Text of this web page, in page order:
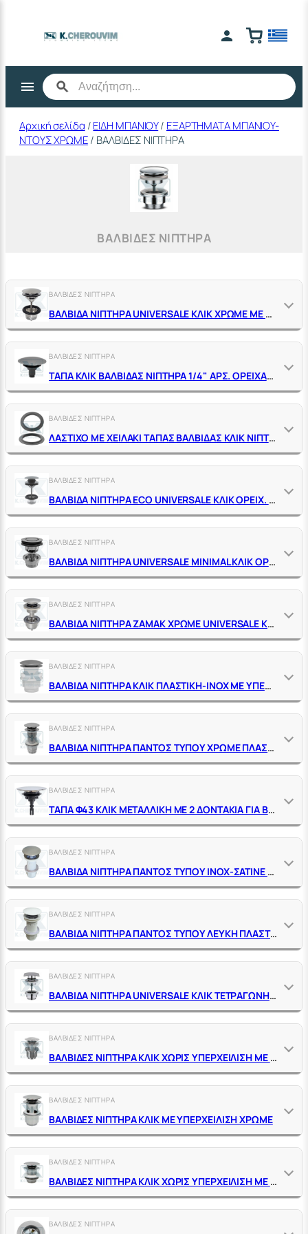
περιεχόμενο
Αρχική σελίδα /ΕΙΔΗ ΜΠΑΝΙΟΥ/ ΕΞΑΡΤΗΜΑΤΑ ΜΠΑΝΙΟΥ-
ΝΤΟΥΣ ΧΡΩΜΕ/ ΒΑΛΒΙΔΕΣ ΝΙΠΤΗΡΑ
ΒΑΛΒΙΔΕΣ ΝΙΠΤΗΡΑ
ΒΑΛΒΙΔΕΣ ΝΙΠΤΗΡΑ
ΒΑΛΒΙΔΑ ΝΙΠΤΗΡΑ UNIVERSALE ΚΛΙΚ ΧΡΩΜΕ ΜΕ ΒΙΔΑ Μ6 Χ 80 ΜΜ
ΒΑΛΒΙΔΕΣ ΝΙΠΤΗΡΑ
ΤΑΠΑ ΚΛΙΚ ΒΑΛΒΙΔΑΣ ΝΙΠΤΗΡΑ 1/4" ΑΡΣ. ΟΡΕΙΧΑΛΚΙΝΗ ΧΡΩΜΕ
ΒΑΛΒΙΔΕΣ ΝΙΠΤΗΡΑ
ΛΑΣΤΙΧΟ ΜΕ ΧΕΙΛΑΚΙ ΤΑΠΑΣ ΒΑΛΒΙΔΑΣ ΚΛΙΚ ΝΙΠΤΗΡΑ
ΒΑΛΒΙΔΕΣ ΝΙΠΤΗΡΑ
ΒΑΛΒΙΔΑ ΝΙΠΤΗΡΑ ECO UNIVERSALE ΚΛΙΚ ΟΡΕΙΧ. ΧΡΩΜΕ ΙΤΑΛΙΑΣ ΜΕ ΒΙΔΑ Μ6 Χ 80 MM
ΒΑΛΒΙΔΕΣ ΝΙΠΤΗΡΑ
ΒΑΛΒΙΔΑ ΝΙΠΤΗΡΑ UNIVERSALE MINIMAL ΚΛΙΚ ΟΡΕΙΧ. ΧΡΩΜΕ IT. ΜΕ ΒΙΔΑ Μ6Χ80MM
ΒΑΛΒΙΔΕΣ ΝΙΠΤΗΡΑ
ΒΑΛΒΙΔΑ ΝΙΠΤΗΡΑ ΖΑΜΑΚ ΧΡΩΜΕ UNIVERSALE ΚΛΙΚ ΜΕ ΒΙΔΑ Μ6 Χ 80 MM
ΒΑΛΒΙΔΕΣ ΝΙΠΤΗΡΑ
ΒΑΛΒΙΔΑ ΝΙΠΤΗΡΑ ΚΛΙΚ ΠΛΑΣΤΙΚΗ-ΙΝΟΧ ΜΕ ΥΠΕΡΧΕΙΛΙΣΗ
ΒΑΛΒΙΔΕΣ ΝΙΠΤΗΡΑ
ΒΑΛΒΙΔΑ ΝΙΠΤΗΡΑ ΠΑΝΤΟΣ ΤΥΠΟΥ ΧΡΩΜΕ ΠΛΑΣΤΙΚΗ ΚΛΙΚ ΜΕ ΜΕΤΑΛΛΙΚΗ ΤΑΠΑ
ΒΑΛΒΙΔΕΣ ΝΙΠΤΗΡΑ
ΤΑΠΑ Φ43 ΚΛΙΚ ΜΕΤΑΛΛΙΚΗ ΜΕ 2 ΔΟΝΤΑΚΙΑ ΓΙΑ ΒΑΛΒΙΔΑ ΝΙΠΤΗΡΑ ΧΡΩΜΕ ΠΛΑΣΤΙΚΗ
ΒΑΛΒΙΔΕΣ ΝΙΠΤΗΡΑ
ΒΑΛΒΙΔΑ ΝΙΠΤΗΡΑ ΠΑΝΤΟΣ ΤΥΠΟΥ ΙΝΟΧ-ΣΑΤΙΝΕ ΠΛΑΣΤΙΚΗ ΚΛΙΚ
ΒΑΛΒΙΔΕΣ ΝΙΠΤΗΡΑ
ΒΑΛΒΙΔΑ ΝΙΠΤΗΡΑ ΠΑΝΤΟΣ ΤΥΠΟΥ ΛΕΥΚΗ ΠΛΑΣΤΙΚΗ ΚΛΙΚ
ΒΑΛΒΙΔΕΣ ΝΙΠΤΗΡΑ
ΒΑΛΒΙΔΑ ΝΙΠΤΗΡΑ UNIVERSALE ΚΛΙΚ ΤΕΤΡΑΓΩΝΗ ΧΡΩΜΕ
ΒΑΛΒΙΔΕΣ ΝΙΠΤΗΡΑ
ΒΑΛΒΙΔΕΣ ΝΙΠΤΗΡΑ ΚΛΙΚ ΧΩΡΙΣ ΥΠΕΡΧΕΙΛΙΣΗ ΜΕ ΚΥΛΙΝΔΡΙΚΟ ΠΑΞΙΜΑΔΙ ΧΡΩΜΕ
ΒΑΛΒΙΔΕΣ ΝΙΠΤΗΡΑ
ΒΑΛΒΙΔΕΣ ΝΙΠΤΗΡΑ ΚΛΙΚ ΜΕ ΥΠΕΡΧΕΙΛΙΣΗ ΧΡΩΜΕ
ΒΑΛΒΙΔΕΣ ΝΙΠΤΗΡΑ
ΒΑΛΒΙΔΕΣ ΝΙΠΤΗΡΑ ΚΛΙΚ ΧΩΡΙΣ ΥΠΕΡΧΕΙΛΙΣΗ ΜΕ ΚΟΝΤΡΑ ΠΑΞΙΜΑΔΙ ΧΡΩΜΕ
ΒΑΛΒΙΔΕΣ ΝΙΠΤΗΡΑ